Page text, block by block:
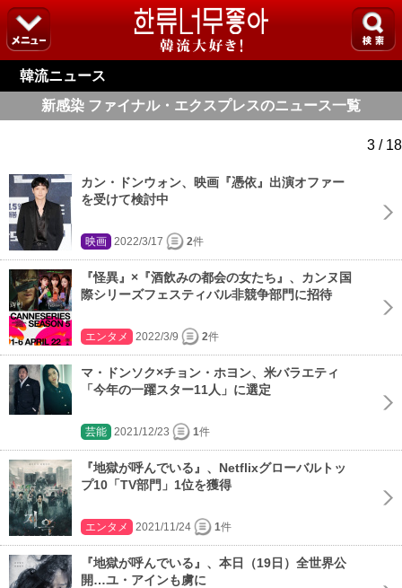
韓流ニュース
新感染 ファイナル・エクスプレスのニュース一覧
3 / 18
カン・ドンウォン、映画『憑依』出演オファー
を受けて検討中
映画 2022/3/17 2件
『怪異』×『酒飲みの都会の女たち』、カンヌ国
際シリーズフェスティバル非競争部門に招待
エンタメ 2022/3/9 2件
マ・ドンソク×チョン・ホヨン、米バラエティ
「今年の一躍スター11人」に選定
芸能 2021/12/23 1件
『地獄が呼んでいる』、Netflixグローバルトッ
プ10「TV部門」1位を獲得
エンタメ 2021/11/24 1件
『地獄が呼んでいる』、本日（19日）全世界公
開…ユ・アインも虜に